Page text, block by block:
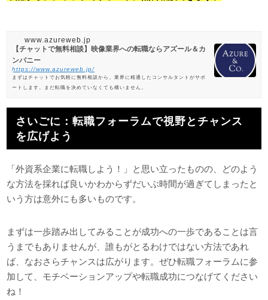
www.azureweb.jp
【チャットで無料相談】映像業界への転職ならアズール＆カ
ンパニー
https://www.azureweb.jp/
まずはチャットでお気軽に無料相談から。業界に精通したコンサルタントがサポ
ートします。まだ転職を決めていなくても構いません。
さいごに：転職フォーラムで視野とチャンス
を広げよう
「外資系企業に転職しよう！」と思い立ったものの、どのよう
な方法を採れば良いかわからずだいぶ時間が過ぎてしまったと
いう方は意外にも多いものです。
まずは一歩踏み出してみることが成功への一歩であることは言
うまでもありませんが、誰もがとるわけではない方法であれ
ば、なおさらチャンスは広がります。ぜひ転職フォーラムに参
加して、モチベーションアップや転職成功につなげてください
ね！